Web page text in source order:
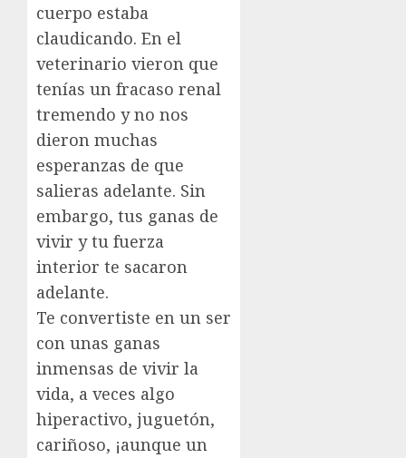
cuerpo estaba
claudicando. En el
veterinario vieron que
tenías un fracaso renal
tremendo y no nos
dieron muchas
esperanzas de que
salieras adelante. Sin
embargo, tus ganas de
vivir y tu fuerza
interior te sacaron
adelante.
Te convertiste en un ser
con unas ganas
inmensas de vivir la
vida, a veces algo
hiperactivo, juguetón,
cariñoso, ¡aunque un